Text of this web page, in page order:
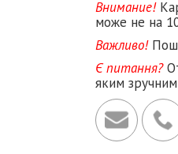
Внимание!
може не на
Важливо!
Є питання?
яким